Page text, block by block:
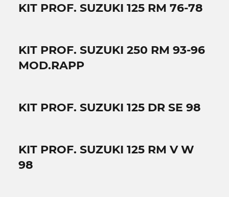
KIT PROF. SUZUKI 125 RM 76-78
KIT PROF. SUZUKI 250 RM 93-96
MOD.RAPP
KIT PROF. SUZUKI 125 DR SE 98
KIT PROF. SUZUKI 125 RM V W
98